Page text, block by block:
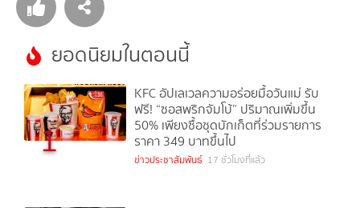
ยอดนิยมในตอนนี้
1
KFC อัปเลเวลความอร่อยมื้อวันแม่ รับ
ฟรี! “ซอสพริกจัมโบ้” ปริมาณเพิ่มขึ้น
50% เพียงซื้อชุดบักเก็ตที่ร่วมรายการ
ราคา 349 บาทขึ้นไป
ข่าวประชาสัมพันธ์ 17 ชั่วโมงที่แล้ว